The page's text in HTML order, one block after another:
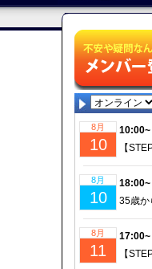
8月
10
10:00~
8月
10
18:00~
8月
11
17:00~